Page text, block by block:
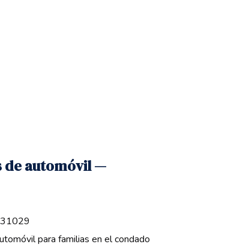
de automóvil —
para familias en el condado